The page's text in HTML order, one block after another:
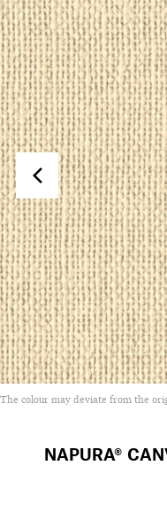
The colour may deviate from the
NAPURA®